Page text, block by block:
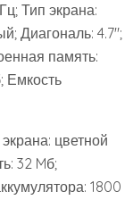
Тип экрана:
Диагональ: 4.7″;
память:
Емкость
цветной
32 Mб;
1800